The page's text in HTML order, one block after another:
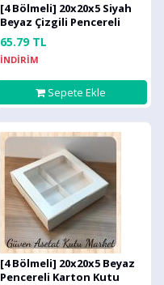
[4 Bölmeli] 20x20x5 Siyah
Beyaz Çizgili Pencereli
Karton Kutu
65.79 TL
İNDİRİM
Sepete Ekle
[4 Bölmeli] 20x20x5 Beyaz
Pencereli Karton Kutu